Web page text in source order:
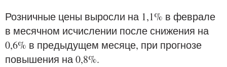
Розничные цены выросли на 1,1% в феврале
в месячном исчислении после снижения на
0,6% в предыдущем месяце, при прогнозе
повышения на 0,8%.